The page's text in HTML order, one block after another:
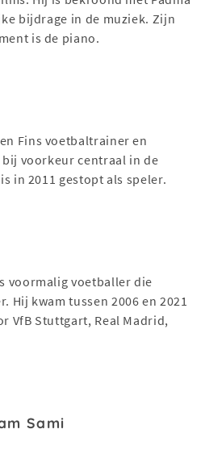
bijdrage in de muziek. Zijn
is de piano.
Fins voetbaltrainer en
voorkeur centraal in de
in 2011 gestopt als speler.
voormalig voetballer die
Hij kwam tussen 2006 en 2021
VfB Stuttgart, Real Madrid,
Sami